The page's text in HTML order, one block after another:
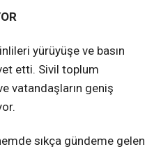
yürüyüşe ve basın
etti. Sivil toplum
vatandaşların geniş
sıkça gündeme gelen